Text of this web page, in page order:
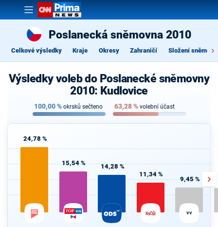
Poslanecká sněmovna 2010
Celkové výsledky Kraje Okresy Zahraničí Složení
Výsledky voleb do Poslanecké sněmovny
2010: Kudlovice
100,00% okrsků sečteno 63,28% volební účast
24,78 %
15,54 % 14,28 %
11,34 %
9,45 %
VV